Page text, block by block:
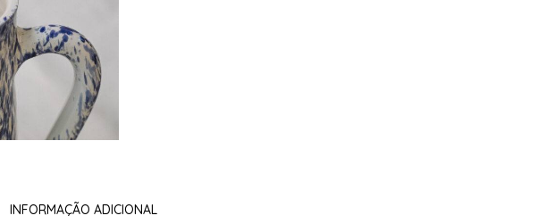
INFORMAÇÃO ADICIONAL